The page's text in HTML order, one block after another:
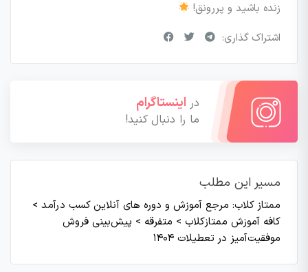
زنده باشید و پررونق!
اشتراک گذاری:
در اینستاگرام
ما را دنبال کنید!
مسیر این مطلب
ممتاز کلاب: مرجع آموزش و دوره های آنلاین کسب درآمد >
کافه آموزش ممتازکلاب > متفرقه > پیش‌بینی فروش
موفقیت‌آمیز در تعطیلات ۱۴۰۴